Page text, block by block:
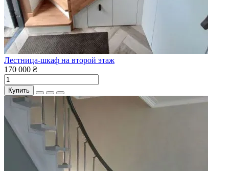
Лестница-шкаф на второй этаж
170 000 ₴
Купить